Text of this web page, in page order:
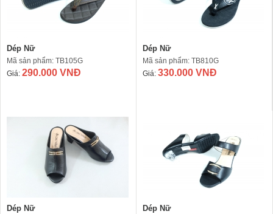
Dép Nữ
Mã sản phẩm: TB105G
Giá: 290.000 VNĐ
Dép Nữ
Mã sản phẩm: TB810G
Giá: 330.000 VNĐ
Dép Nữ Dép Nữ